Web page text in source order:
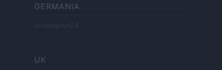
GERMANIA
Investieren24
UK